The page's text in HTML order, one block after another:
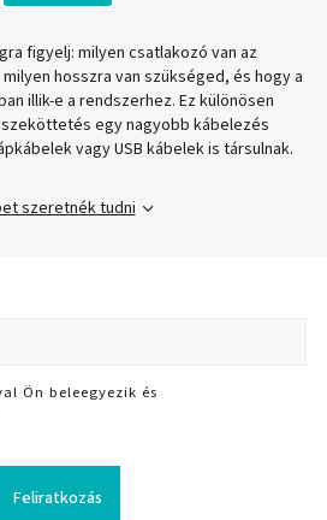
figyelj: milyen csatlakozó van az
hosszra van szükséged, és hogy a
illik-e a rendszerhez. Ez különösen
egy nagyobb kábelezés
vagy USB kábelek is társulnak.
szeretnék tudni
Ön beleegyezik és
Feliratkozás